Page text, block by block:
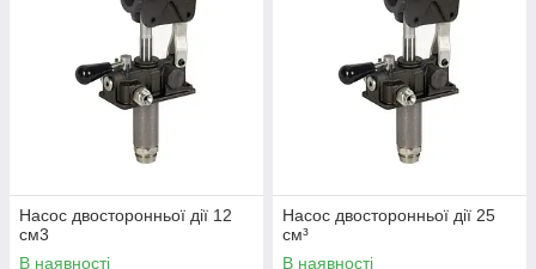
Насос двосторонньої дії 12
см3
В наявності
Насос двосторонньої дії 25
см³
В наявності